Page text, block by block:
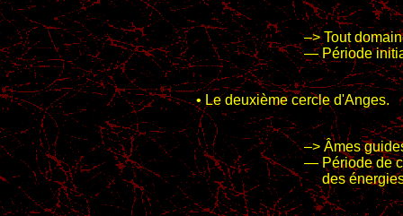
–> Tout
— Période
• Le deuxième cercle d'Anges.
–> Âmes
— Période de
des énergies